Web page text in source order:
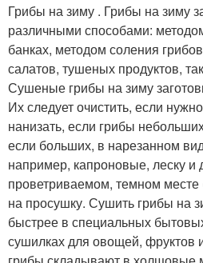
Грибы на зиму . Грибы на зиму
различными способами:
банках, методом соления
салатов, тушеных продуктов,
Сушеные грибы на зиму
Их следует очистить, если
нанизать, если грибы
если больших, в нарезанном
например, капроновые, леску и
проветриваемом, темном
на просушку. Сушить грибы на
быстрее в специальных
сушилках для овощей, фруктов